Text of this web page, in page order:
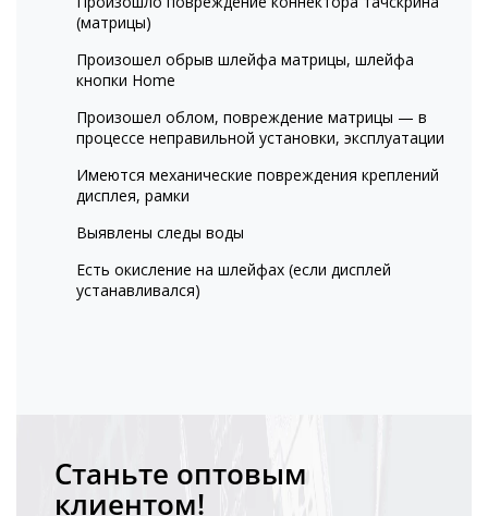
(матрицы)
Произошел обрыв шлейфа матрицы, шлейфа
кнопки Home
Произошел облом, повреждение матрицы — в
процессе неправильной установки, эксплуатации
Имеются механические повреждения креплений
дисплея, рамки
Выявлены следы воды
Есть окисление на шлейфах (если дисплей
устанавливался)
Станьте оптовым
клиентом!